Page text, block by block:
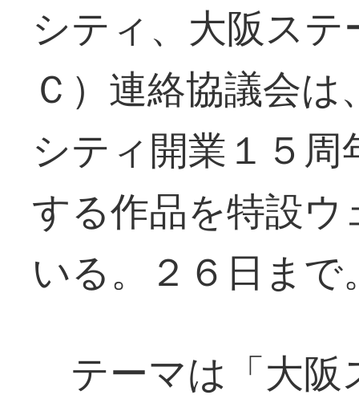
シティ、大阪ス
Ｃ）連絡協議会
シティ開業１５
する作品を特設
いる。２６日まで
テーマは「大阪